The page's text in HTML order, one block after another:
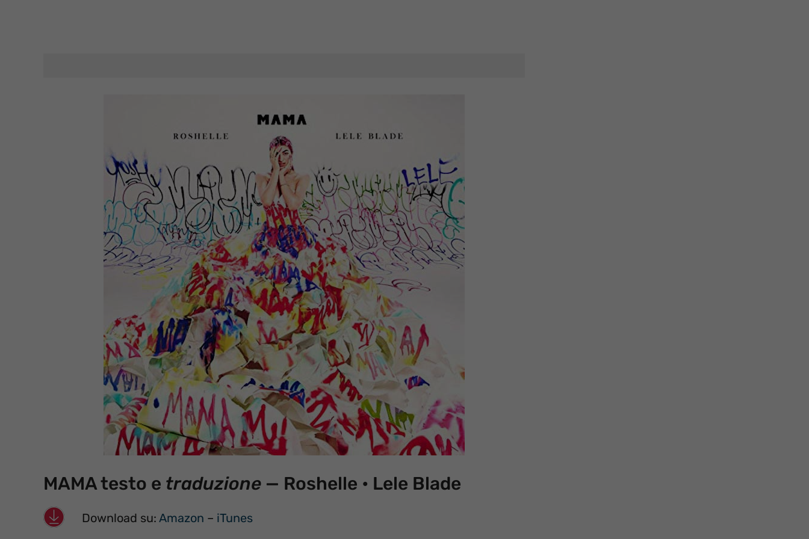
MAMA testo e traduzione — Roshelle • Lele Blade
Download su: Amazon – iTunes